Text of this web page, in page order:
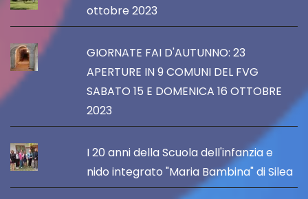
ottobre 2023
GIORNATE FAI D'AUTUNNO: 23
APERTURE IN 9 COMUNI DEL FVG
SABATO 15 E DOMENICA 16 OTTOBRE
2023
I 20 anni della Scuola dell'infanzia e
nido integrato "Maria Bambina" di Silea